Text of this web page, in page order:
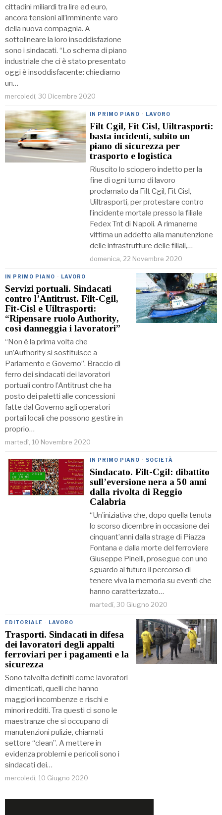
cittadini miliardi tra lire ed euro,
ancora tensioni all’imminente varo
della nuova compagnia. A
sottolineare la loro insoddisfazione
sono i sindacati. “Lo schema di piano
industriale che ci è stato presentato
oggi è insoddisfacente: chiediamo
un…
mercoledì, 30 Dicembre 2020
IN PRIMO PIANO · LAVORO
Filt Cgil, Fit Cisl, Uiltrasporti:
basta incidenti, subito un
piano di sicurezza per
trasporto e logistica
Riuscito lo sciopero indetto per la
fine di ogni turno di lavoro
proclamato da Filt Cgil, Fit Cisl,
Uiltrasporti, per protestare contro
l’incidente mortale presso la filiale
Fedex Tnt di Napoli. A rimanerne
vittima un addetto alla manutenzione
delle infrastrutture delle filiali,…
domenica, 22 Novembre 2020
IN PRIMO PIANO · LAVORO
Servizi portuali. Sindacati
contro l’Antitrust. Filt-Cgil,
Fit-Cisl e Uiltrasporti:
“Ripensare ruolo Authority,
così danneggia i lavoratori”
“Non è la prima volta che
un’Authority si sostituisce a
Parlamento e Governo”. Braccio di
ferro dei sindacati dei lavoratori
portuali contro l’Antitrust che ha
posto dei paletti alle concessioni
fatte dal Governo agli operatori
portali locali che possono gestire in
proprio…
martedì, 10 Novembre 2020
IN PRIMO PIANO · SOCIETÀ
Sindacato. Filt-Cgil: dibattito
sull’eversione nera a 50 anni
dalla rivolta di Reggio
Calabria
“Un’iniziativa che, dopo quella tenuta
lo scorso dicembre in occasione dei
cinquant’anni dalla strage di Piazza
Fontana e dalla morte del ferroviere
Giuseppe Pinelli, prosegue con uno
sguardo al futuro il percorso di
tenere viva la memoria su eventi che
hanno caratterizzato…
martedì, 30 Giugno 2020
EDITORIALE · LAVORO
Trasporti. Sindacati in difesa
dei lavoratori degli appalti
ferroviari per i pagamenti e la
sicurezza
Sono talvolta definiti come lavoratori
dimenticati, quelli che hanno
maggiori incombenze e rischi e
minori redditi. Tra questi ci sono le
maestranze che si occupano di
manutenzioni pulizie, chiamati
settore “clean”. A mettere in
evidenza problemi e pericoli sono i
sindacati dei…
mercoledì, 10 Giugno 2020